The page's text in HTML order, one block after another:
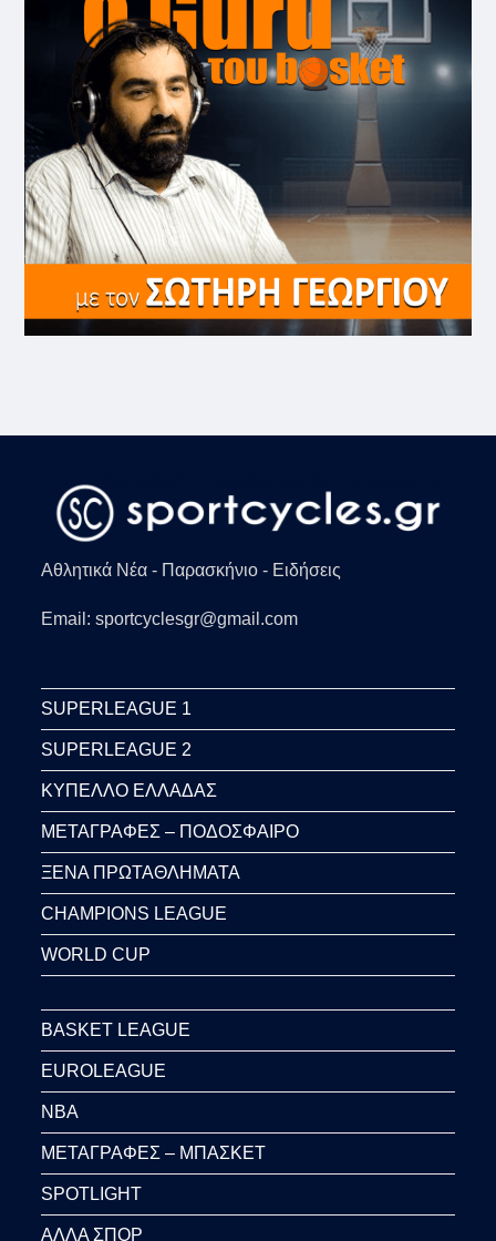
Αθλητικά Νέα - Παρασκήνιο - Ειδήσεις
Email: sportcyclesgr@gmail.com
SUPERLEAGUE 1
SUPERLEAGUE 2
ΚΥΠΕΛΛΟ ΕΛΛΑΔΑΣ
ΜΕΤΑΓΡΑΦΕΣ – ΠΟΔΟΣΦΑΙΡΟ
ΞΕΝΑ ΠΡΩΤΑΘΛΗΜΑΤΑ
CHAMPIONS LEAGUE
WORLD CUP
BASKET LEAGUE
EUROLEAGUE
NBA
ΜΕΤΑΓΡΑΦΕΣ – ΜΠΑΣΚΕΤ
SPOTLIGHT
ΑΛΛΑ ΣΠΟΡ